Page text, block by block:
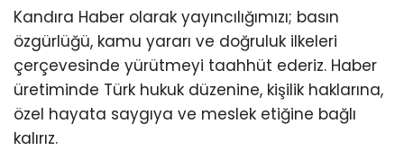
Kandıra Haber olarak yayıncılığımızı; basın
özgürlüğü, kamu yararı ve doğruluk ilkeleri
çerçevesinde yürütmeyi taahhüt ederiz. Haber
üretiminde Türk hukuk düzenine, kişilik haklarına,
özel hayata saygıya ve meslek etiğine bağlı
kalırız.